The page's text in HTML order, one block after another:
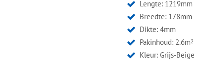
Lengte: 1219mm
Breedte: 178mm
Dikte: 4mm
Pakinhoud: 2.6m2
Kleur:Grijs-Beige